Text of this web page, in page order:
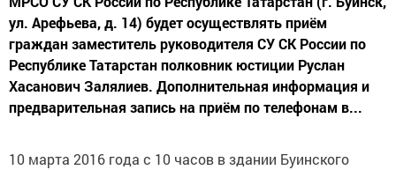
ул. Арефьева, д. 14) будет осуществлять приём
граждан заместитель руководителя СУ СК России по
Республике Татарстан полковник юстиции Руслан
Хасанович Залялиев. Дополнительная информация и
предварительная запись на приём по телефонам в...
10 марта 2016 года с 10 часов в здании Буинского